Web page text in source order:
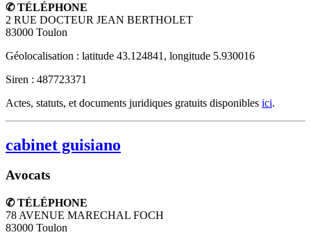
✆ TÉLÉPHONE
2 RUE DOCTEUR JEAN BERTHOLET
83000 Toulon
Géolocalisation : latitude 43.124841, longitude 5.930016
Siren : 487723371
Actes, statuts, et documents juridiques gratuits disponibles ici.
cabinet guisiano
Avocats
✆ TÉLÉPHONE
78 AVENUE MARECHAL FOCH
83000 Toulon